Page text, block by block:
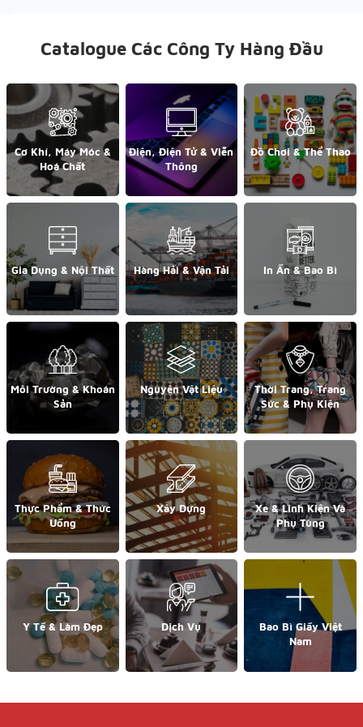
Catalogue Các Công Ty Hàng Đầu
Cơ Khí, Máy Móc &
Hoá Chất
Điện, Điện Tử & Viễn
Thông
Đồ Chơi & Thể Thao
Gia Dụng & Nội Thất Hàng Hải & Vận Tải In Ấn & Bao Bì
Môi Trường & Khoán
Sản
Nguyên Vật Liệu
Thời Trang, Trang
Sức & Phụ Kiện
Thực Phẩm & Thức
Uống
Xây Dựng
Xe & Linh Kiện Và
Phụ Tùng
Y Tế & Làm Đẹp Dịch Vụ
Bao Bì Giấy Việt
Nam